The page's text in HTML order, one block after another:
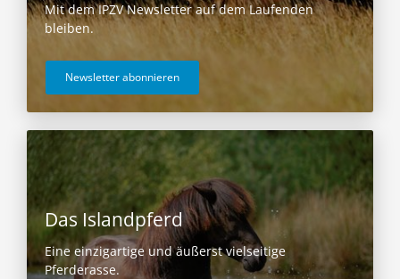
Mit dem IPZV Newsletter auf dem Laufenden
bleiben.
Newsletter abonnieren
Das Islandpferd
Eine einzigartige und äußerst vielseitige
Pferderasse.